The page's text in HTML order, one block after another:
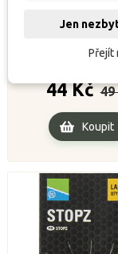
ZFISH Konektor
Stop Beads
44 Kč 49
Koupit
Jen
Přejít